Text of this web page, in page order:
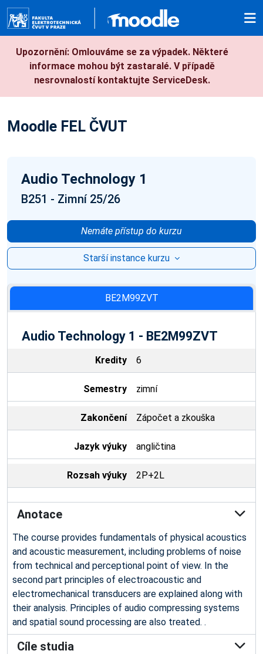
Upozornění: Omlouváme se za výpadek. Některé
informace mohou být zastaralé. V případě
nesrovnalostí kontaktujte ServiceDesk.
Moodle FEL ČVUT
Audio Technology 1
B251 - Zimní 25/26
Nemáte přístup do kurzu
Starší instance kurzu
BE2M99ZVT
Audio Technology 1 - BE2M99ZVT
Kredity 6
Semestry zimní
Zakončení Zápočet a zkouška
Jazyk výuky angličtina
Rozsah výuky 2P+2L
Anotace
The course provides fundamentals of physical acoustics
and acoustic measurement, including problems of noise
from technical and perceptional point of view. In the
second part principles of electroacoustic and
electromechanical transducers are explained along with
their analysis. Principles of audio compressing systems
and spatial sound processing are also treated. .
Cíle studia